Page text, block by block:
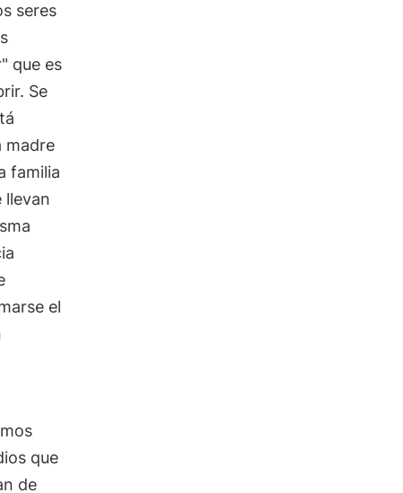
seres
que es
Se
madre
familia
llevan
el
que
de